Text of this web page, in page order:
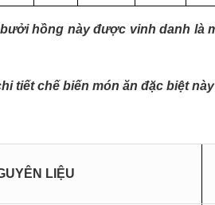
hồng này được vinh danh là
tiết chế biến món ăn đặc biệt
LIỆU